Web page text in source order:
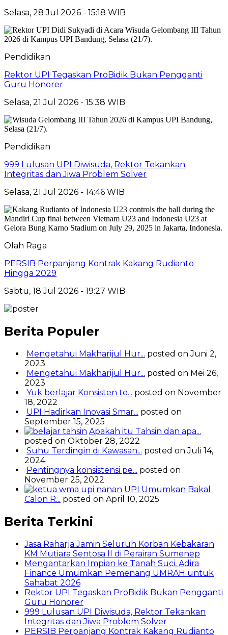
Selasa, 28 Jul 2026 - 15:18 WIB
Pendidikan
Rektor UPI Tegaskan ProBidik Bukan Pengganti
Guru Honorer
Selasa, 21 Jul 2026 - 15:38 WIB
Pendidikan
999 Lulusan UPI Diwisuda, Rektor Tekankan
Integritas dan Jiwa Problem Solver
Selasa, 21 Jul 2026 - 14:46 WIB
Olah Raga
PERSIB Perpanjang Kontrak Kakang Rudianto
Hingga 2029
Sabtu, 18 Jul 2026 - 19:27 WIB
Berita Populer
Mengetahui Makharijul Hur... posted on Juni 2,
2023
Mengetahui Makharijul Hur... posted on Mei 26,
2023
Yuk berlajar Konsisten te... posted on November
18, 2022
UPI Hadirkan Inovasi Smar... posted on
September 15, 2025
Apakah itu Tahsin dan apa...
posted on Oktober 28, 2022
Suhu Terdingin di Kawasan... posted on Juli 14,
2024
Pentingnya konsistensi pe... posted on
November 25, 2022
UPI Umumkan Bakal
Calon R... posted on April 10, 2025
Berita Terkini
Jasa Raharja Jamin Seluruh Korban Kebakaran
KM Mutiara Sentosa II di Perairan Sumenep
Mengantarkan Impian ke Tanah Suci, Adira
Finance Umumkan Pemenang UMRAH untuk
Sahabat 2026
Rektor UPI Tegaskan ProBidik Bukan Pengganti
Guru Honorer
999 Lulusan UPI Diwisuda, Rektor Tekankan
Integritas dan Jiwa Problem Solver
PERSIB Perpanjang Kontrak Kakang Rudianto